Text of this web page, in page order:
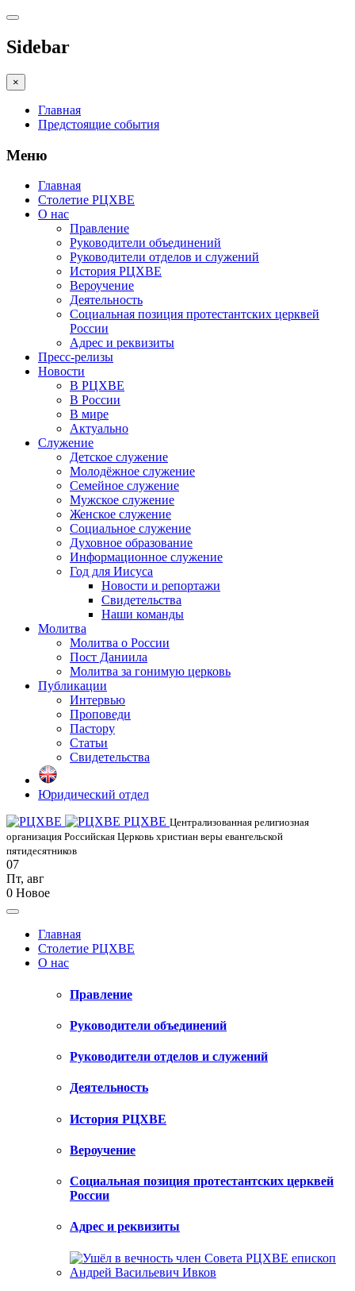
Sidebar
×
Главная
Предстоящие события
Меню
Главная
Столетие РЦХВЕ
О нас
Правление
Руководители объединений
Руководители отделов и служений
История РЦХВЕ
Вероучение
Деятельность
Социальная позиция протестантских церквей
России
Адрес и реквизиты
Пресс-релизы
Новости
В РЦХВЕ
В России
В мире
Актуально
Служение
Детское служение
Молодёжное служение
Семейное служение
Мужское служение
Женское служение
Социальное служение
Духовное образование
Информационное служение
Год для Иисуса
Новости и репортажи
Свидетельства
Наши команды
Молитва
Молитва о России
Пост Даниила
Молитва за гонимую церковь
Публикации
Интервью
Проповеди
Пастору
Статьи
Свидетельства
Юридический отдел
РЦХВЕ Централизованная религиозная
организация Российская Церковь христиан веры евангельской
пятидесятников
07
Пт, авг
0 Новое
Главная
Столетие РЦХВЕ
О нас
Правление
Руководители объединений
Руководители отделов и служений
Деятельность
История РЦХВЕ
Вероучение
Социальная позиция протестантских церквей
России
Адрес и реквизиты